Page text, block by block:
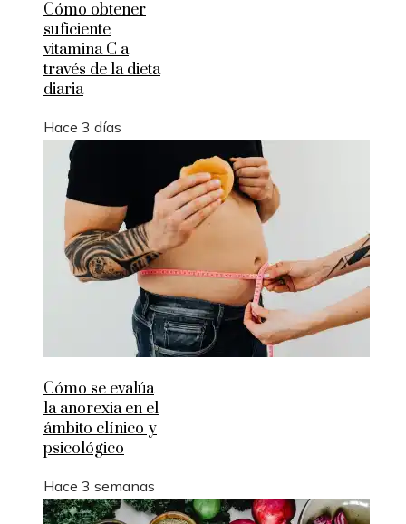
Cómo obtener
suficiente
vitamina C a
través de la dieta
diaria
Hace 3 días
Cómo se evalúa
la anorexia en el
ámbito clínico y
psicológico
Hace 3 semanas